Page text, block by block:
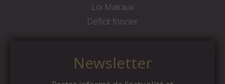
Loi Malraux
Déficit foncier
Newsletter